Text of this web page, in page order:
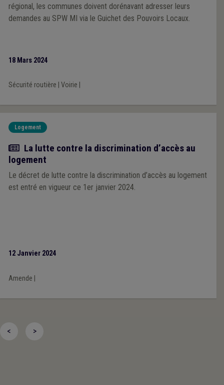
régional, les communes doivent dorénavant adresser leurs
demandes au SPW MI via le Guichet des Pouvoirs Locaux.
18 Mars 2024
Sécurité routière Voirie
Logement
Actualité
La lutte contre la discrimination d’accès au
logement
Le décret de lutte contre la discrimination d’accès au logement
est entré en vigueur ce 1er janvier 2024.
12 Janvier 2024
Amende
< >